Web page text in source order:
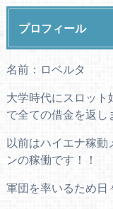
プロフィール
名前：ロベルタ
大学時代にスロット
で全ての借金を返し
以前はハイエナ稼動
ンの稼働です！！
軍団を率いるため日